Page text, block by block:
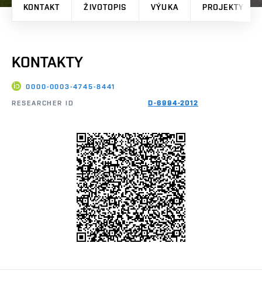
KONTAKT ŽIVOTOPIS VÝUKA PROJEKTY
KONTAKTY
0000-0003-4745-8441
RESEARCHER ID D-6994-2012